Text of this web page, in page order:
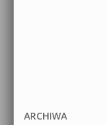
ARCHIWA